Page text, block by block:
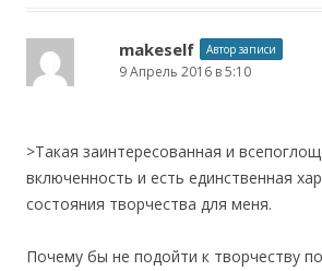
makeself Автор записи
9 Апрель 2016 в 5:10
>Такая заинтересованная и
включенность и есть единственная
состояния творчества для меня.
Почему бы не подойти к творчеству